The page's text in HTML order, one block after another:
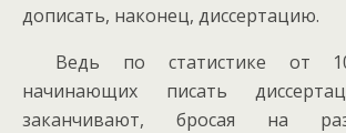
дописать, наконец, диссертацию.
Ведь по статистике от
начинающих писать
заканчивают, бросая на